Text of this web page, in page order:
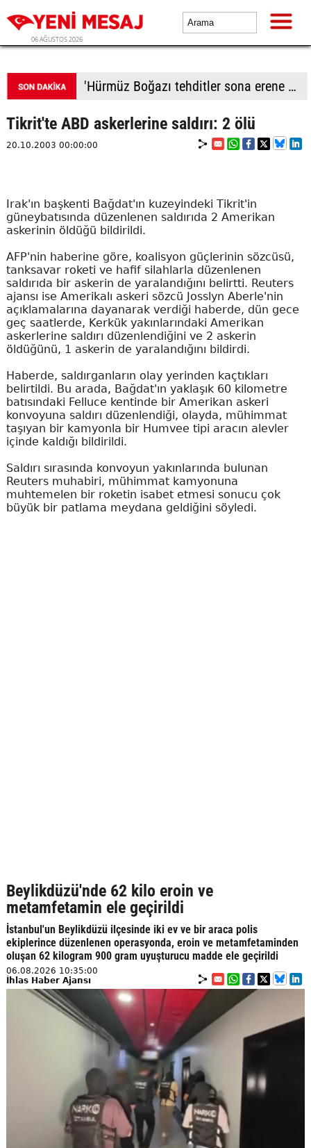
06 AĞUSTOS 2026
'Hürmüz Boğazı tehditler sona erene kadar kapalı kalacak'
Tikrit'te ABD askerlerine saldırı: 2 ölü
20.10.2003 00:00:00
Irak'ın başkenti Bağdat'ın kuzeyindeki Tikrit'in
güneybatısında düzenlenen saldırıda 2 Amerikan
askerinin öldüğü bildirildi.
AFP'nin haberine göre, koalisyon güçlerinin sözcüsü,
tanksavar roketi ve hafif silahlarla düzenlenen
saldırıda bir askerin de yaralandığını belirtti. Reuters
ajansı ise Amerikalı askeri sözcü Josslyn Aberle'nin
açıklamalarına dayanarak verdiği haberde, dün gece
geç saatlerde, Kerkük yakınlarındaki Amerikan
askerlerine saldırı düzenlendiğini ve 2 askerin
öldüğünü, 1 askerin de yaralandığını bildirdi.
Haberde, saldırganların olay yerinden kaçtıkları
belirtildi. Bu arada, Bağdat'ın yaklaşık 60 kilometre
batısındaki Felluce kentinde bir Amerikan askeri
konvoyuna saldırı düzenlendiği, olayda, mühimmat
taşıyan bir kamyonla bir Humvee tipi aracın alevler
içinde kaldığı bildirildi.
Saldırı sırasında konvoyun yakınlarında bulunan
Reuters muhabiri, mühimmat kamyonuna
muhtemelen bir roketin isabet etmesi sonucu çok
büyük bir patlama meydana geldiğini söyledi.
Beylikdüzü'nde 62 kilo eroin ve
metamfetamin ele geçirildi
İstanbul'un Beylikdüzü ilçesinde iki ev ve bir araca polis
ekiplerince düzenlenen operasyonda, eroin ve metamfetaminden
oluşan 62 kilogram 900 gram uyuşturucu madde ele geçirildi
06.08.2026 10:35:00
İhlas Haber Ajansı